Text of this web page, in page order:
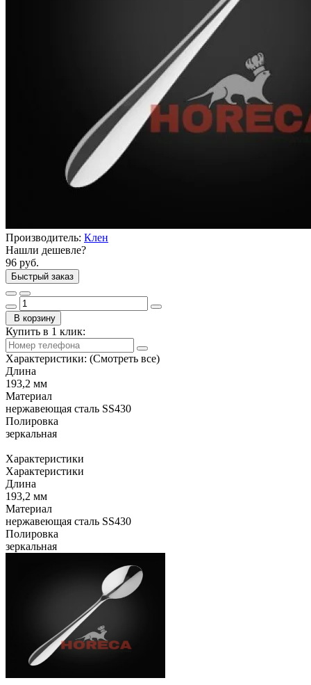
Производитель: Клен
Нашли дешевле?
96 руб.
Быстрый заказ
В корзину
Купить в 1 клик:
Характеристики: (Смотреть все)
Длина
193,2 мм
Материал
нержавеющая сталь SS430
Полировка
зеркальная
Характеристики
Характеристики
Длина
193,2 мм
Материал
нержавеющая сталь SS430
Полировка
зеркальная